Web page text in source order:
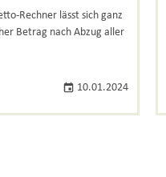
Rechner lässt sich ganz
Betrag nach Abzug aller
10.01.2024